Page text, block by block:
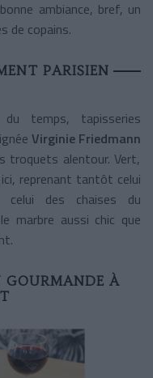
ambiance, bref, un
de copains.
PARISIEN
temps, tapisseries
Virginie Friedmann
troquets alentour. Vert,
ici, reprenant tantôt celui
des chaises du
marbre aussi chic que
GOURMANDE À